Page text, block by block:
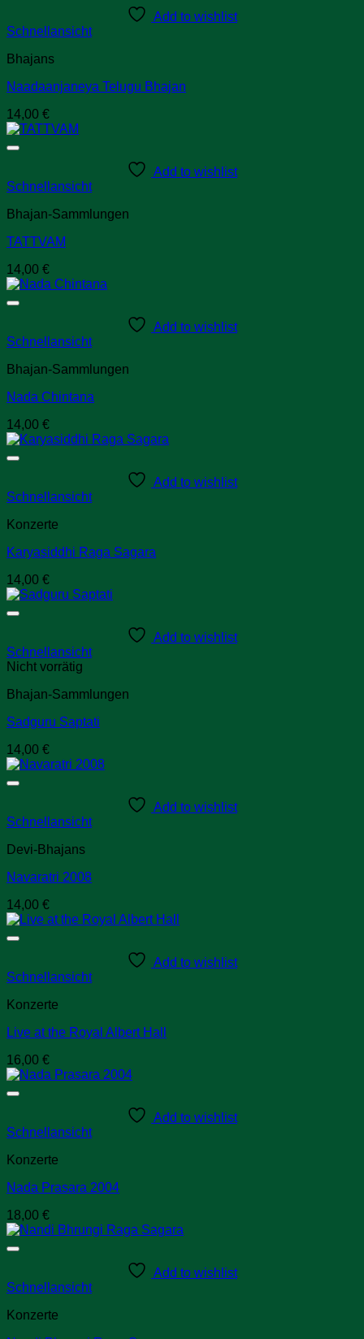
Add to wishlist
Schnellansicht
Bhajans
Naadaanjaneya Telugu Bhajan
14,00 €
Add to wishlist
Schnellansicht
Bhajan-Sammlungen
TATTVAM
14,00 €
Add to wishlist
Schnellansicht
Bhajan-Sammlungen
Nada Chintana
14,00 €
Add to wishlist
Schnellansicht
Konzerte
Karyasiddhi Raga Sagara
14,00 €
Add to wishlist
Schnellansicht
Nicht vorrätig
Bhajan-Sammlungen
Sadguru Saptati
14,00 €
Add to wishlist
Schnellansicht
Devi-Bhajans
Navaratri 2008
14,00 €
Add to wishlist
Schnellansicht
Konzerte
Live at the Royal Albert Hall
16,00 €
Add to wishlist
Schnellansicht
Konzerte
Nada Prasara 2004
18,00 €
Add to wishlist
Schnellansicht
Konzerte